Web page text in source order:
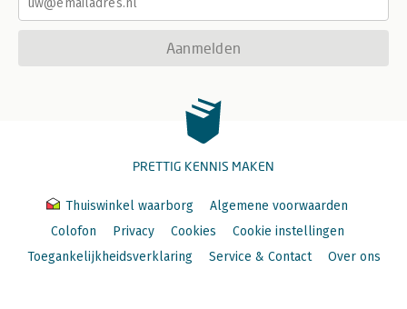
Aanmelden
PRETTIG KENNIS MAKEN
Thuiswinkel waarborg
Algemene voorwaarden
Colofon
Privacy Cookies
Cookie instellingen
Toegankelijkheidsverklaring
Service & Contact Over ons